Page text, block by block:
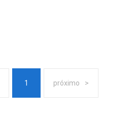
1 próximo